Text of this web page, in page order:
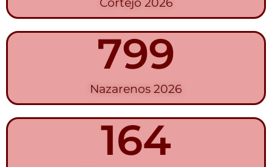
Nazarenos 2026
1.965
405